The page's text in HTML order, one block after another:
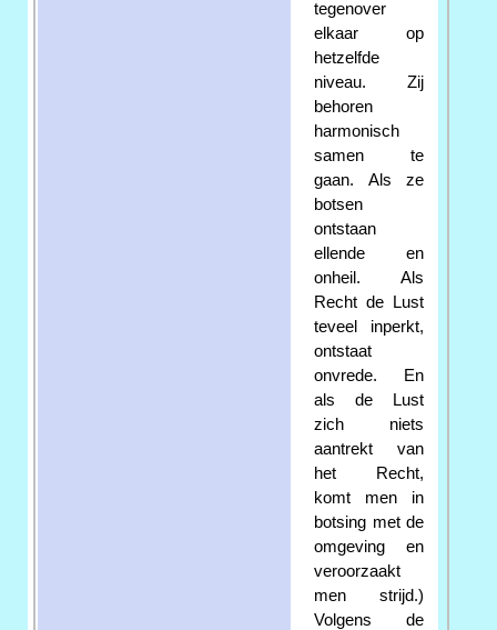
tegenover
elkaar op
hetzelfde
niveau. Zij
behoren
harmonisch
samen te
gaan. Als ze
botsen
ontstaan
ellende en
onheil. Als
Recht de Lust
teveel inperkt,
ontstaat
onvrede. En
als de Lust
zich niets
aantrekt van
het Recht,
komt men in
botsing met de
omgeving en
veroorzaakt
men strijd.)
Volgens de